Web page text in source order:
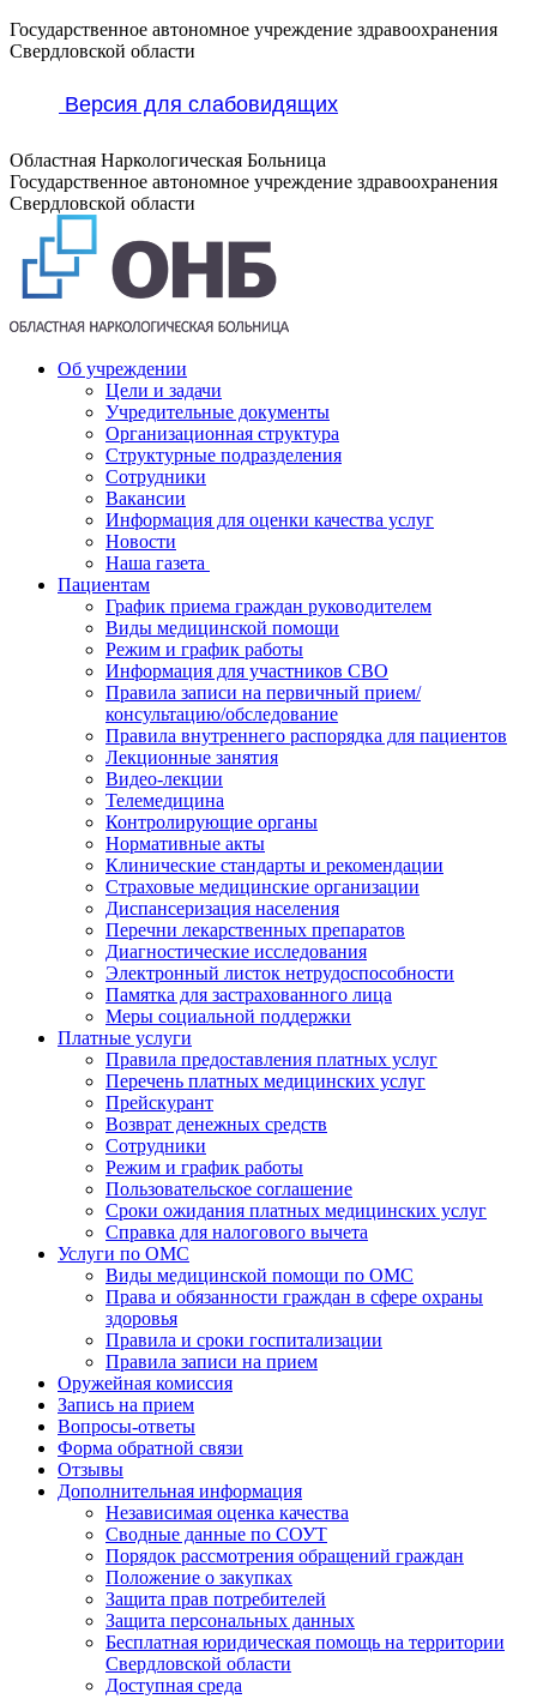
Перейти
к
Государственное автономное учреждение здравоохранения
Свердловской области
Версия для слабовидящих
Областная Наркологическая Больница
Государственное автономное учреждение здравоохранения
Свердловской области
Об учреждении
Цели и задачи
Учредительные документы
Организационная структура
Структурные подразделения
Сотрудники
Вакансии
Информация для оценки качества услуг
Новости
​​Наша газета
Пациентам
График приема граждан руководителем
Виды медицинской помощи
Режим и график работы
Информация для участников СВО
Правила записи на первичный прием/
консультацию/обследование
Правила внутреннего распорядка для пациентов
Лекционные занятия
Видео-лекции
Телемедицина
Контролирующие органы
Нормативные акты
Клинические стандарты и рекомендации
Страховые медицинские организации
Диспансеризация населения
Перечни лекарственных препаратов
Диагностические исследования
Электронный листок нетрудоспособности
Памятка для застрахованного лица
Меры социальной поддержки
Платные услуги
Правила предоставления платных услуг
Перечень платных медицинских услуг
Прейскурант
Возврат денежных средств
Сотрудники
Режим и график работы
Пользовательское соглашение
Сроки ожидания платных медицинских услуг
Справка для налогового вычета
Услуги по ОМС
Виды медицинской помощи по ОМС
Права и обязанности граждан в сфере охраны
здоровья
Правила и сроки госпитализации
Правила записи на прием
Оружейная комиссия
Запись на прием
Вопросы-ответы
Форма обратной связи
Отзывы
Дополнительная информация
Независимая оценка качества
Сводные данные по СОУТ
Порядок рассмотрения обращений граждан
Положение о закупках
Защита прав потребителей
Защита персональных данных
Бесплатная юридическая помощь на территории
Свердловской области
Доступная среда